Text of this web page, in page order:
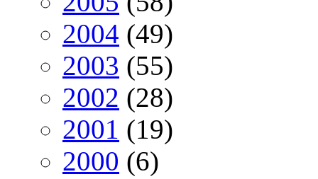
2004 (49)
2003 (55)
2002 (28)
2001 (19)
2000 (6)